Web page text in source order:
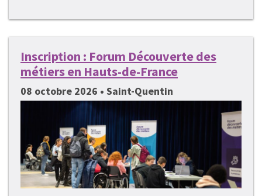
Inscription : Forum Découverte des
métiers en Hauts-de-France
08 octobre 2026 • Saint-Quentin